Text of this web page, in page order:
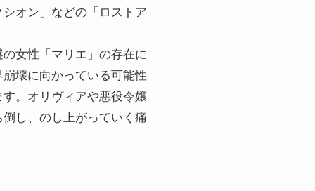
オン」などの「ロストア
女性「マリエ」の存在に
壊に向かっている可能性
。オリヴィアや悪役令嬢
し、のし上がっていく痛